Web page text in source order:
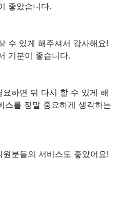
좋았습니다.
수 있게 해주셔서 감사해요!
기분이 좋습니다.
하면 뒤 다시 할 수 있게 해
스를 정말 중요하게 생각하는
분들의 서비스도 좋았어요!